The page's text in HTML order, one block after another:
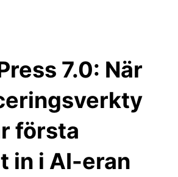
7.0: När
första
in i AI-eran